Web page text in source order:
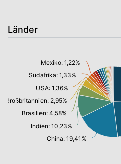
Länder
China: 19,41%
Indien: 10,23%
Brasilien: 4,58%
Großbritannien: 2,95%
USA: 1,36%
Südafrika: 1,33%
Mexiko: 1,22%